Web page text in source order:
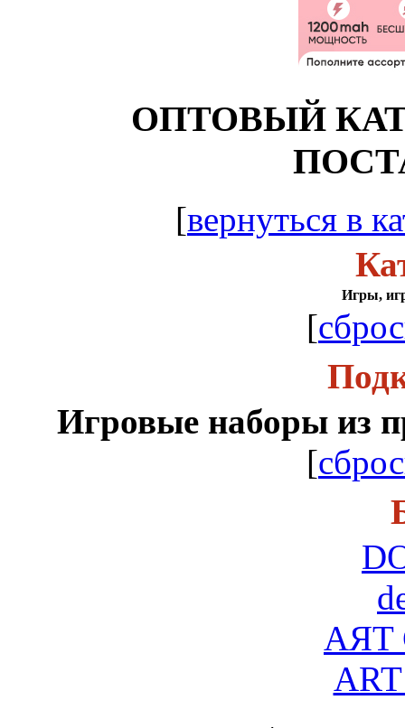
ОПТОВЫЙ
[вернуться в
Игры,
[
Игровые наборы из
[
AЯT